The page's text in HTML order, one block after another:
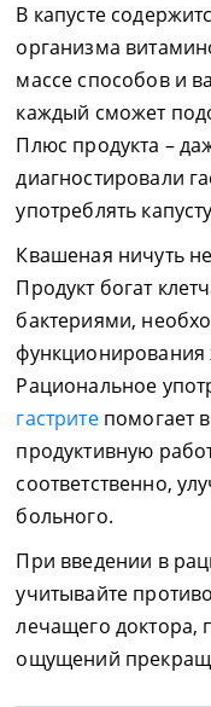
В капусте
организма
массе способов и
каждый сможет
Плюс продукта –
диагностировали
употреблять
Квашеная ничуть
Продукт богат
бактериями,
функционирования
Рациональное
гастритепомогает
продуктивную
соответственно,
больного.
При введении в
учитывайте
лечащего доктора,
ощущений